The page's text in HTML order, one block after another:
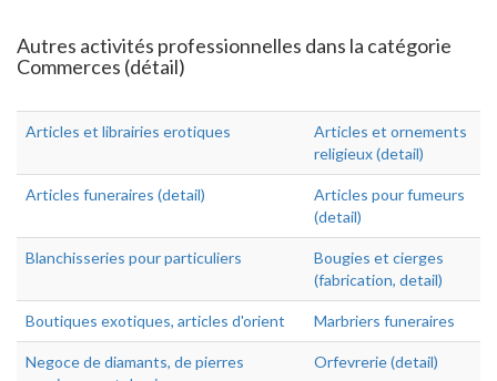
Autres activités professionnelles dans la catégorie
Commerces (détail)
Articles et librairies erotiques
Articles et ornements
religieux (detail)
Articles funeraires (detail)
Articles pour fumeurs
(detail)
Blanchisseries pour particuliers
Bougies et cierges
(fabrication, detail)
Boutiques exotiques, articles d'orient Marbriers funeraires
Negoce de diamants, de pierres
Orfevrerie (detail)